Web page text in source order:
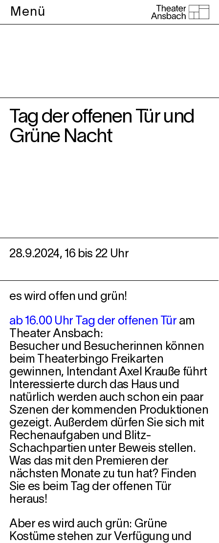
Menü
Tag der offenen Tür und
Grüne Nacht
28.9.2024, 16 bis 22 Uhr
es wird offen und grün!
ab 16.00 Uhr Tag der offenen Tür am
Theater Ansbach:
Besucher und Besucherinnen können
beim Theaterbingo Freikarten
gewinnen, Intendant Axel Krauße führt
Interessierte durch das Haus und
natürlich werden auch schon ein paar
Szenen der kommenden Produktionen
gezeigt. Außerdem dürfen Sie sich mit
Rechenaufgaben und Blitz-
Schachpartien unter Beweis stellen.
Was das mit den Premieren der
nächsten Monate zu tun hat? Finden
Sie es beim Tag der offenen Tür
heraus!
Aber es wird auch grün: Grüne
Kostüme stehen zur Verfügung und